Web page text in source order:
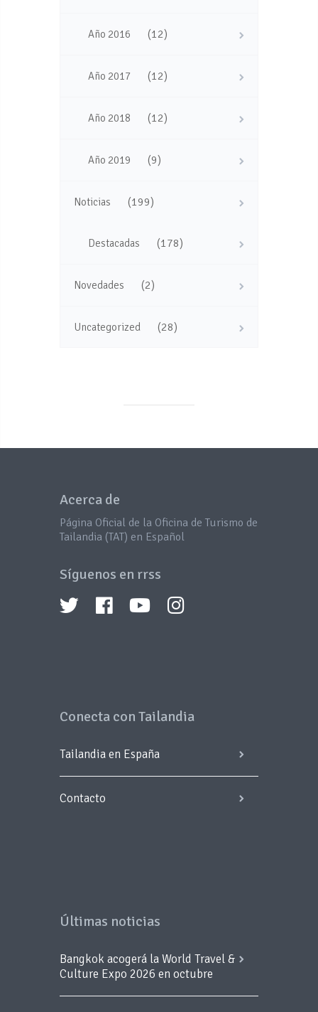
Año 2016 (12)
Año 2017 (12)
Año 2018 (12)
Año 2019 (9)
Noticias (199)
Destacadas (178)
Novedades (2)
Uncategorized (28)
Acerca de
Página Oficial de la Oficina de Turismo de
Tailandia (TAT) en Español
Síguenos en rrss
Conecta con Tailandia
Tailandia en España
Contacto
Últimas noticias
Bangkok acogerá la World Travel &
Culture Expo 2026 en octubre